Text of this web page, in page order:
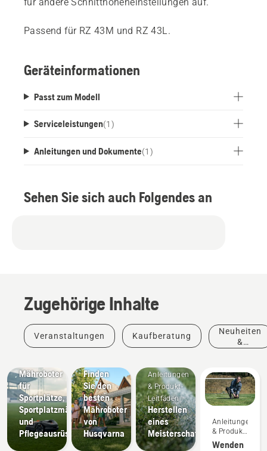
Passend für RZ 43M und RZ 43L.
Geräteinformationen
Passt zum Modell
Serviceleistungen(1 )
Anleitungen und Dokumente(1 )
Sehen Sie sich auch Folgendes an
Zugehörige Inhalte
Veranstaltungen Kaufberatung
Neuheiten
&
Mähroboter
für
Sportplätze,
Sportplatzmäher
und
Pflegeausrüstung
Neuigkeiten
Finden
Sie den
besten
Mähroboter
von
Husqvarna
Anleitungen
& Produkt-
Leitfäden
Herstellen
eines
Meisterschaftsfußballrasens
Anleitungen
& Produkt-
Leitfäden
Wenden